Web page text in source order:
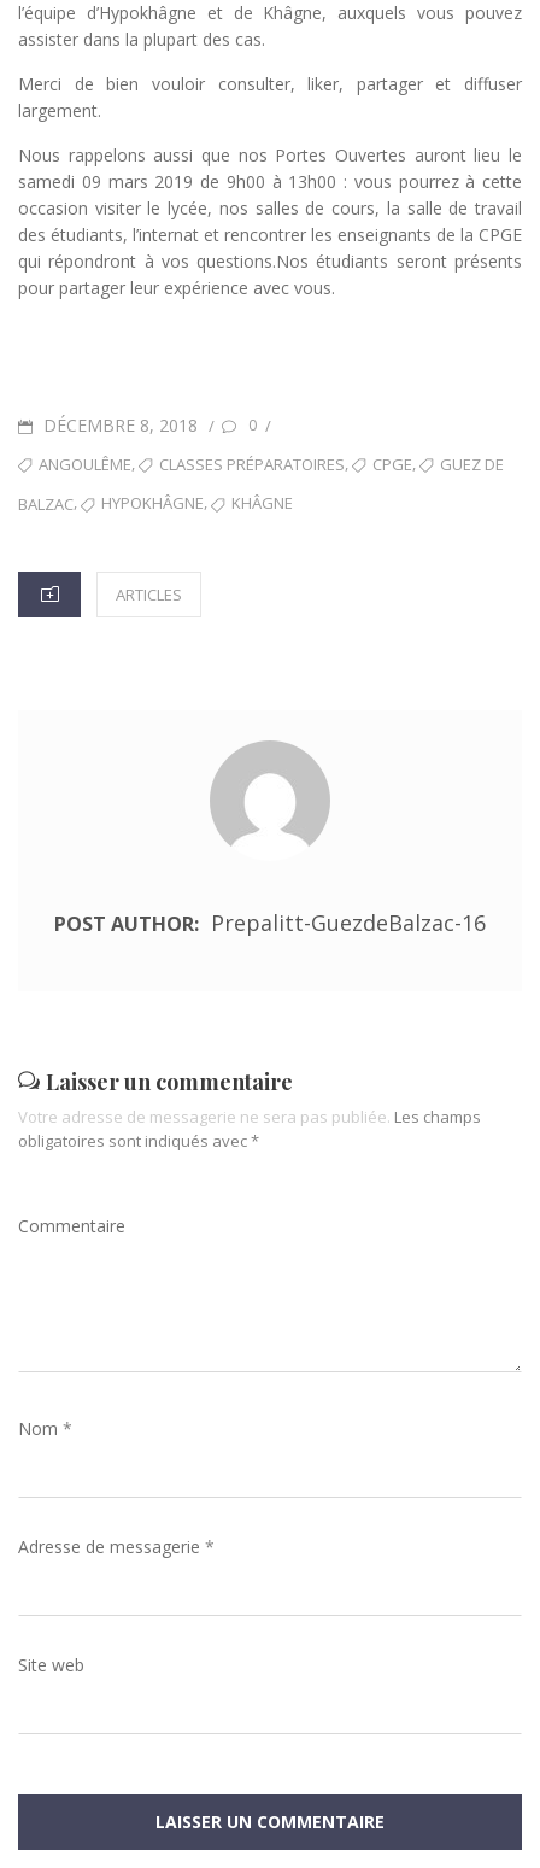
l’équipe d’Hypokhâgne et de Khâgne, auxquels vous pouvez
assister dans la plupart des cas.
Merci de bien vouloir consulter, liker, partager et diffuser
largement.
Nous rappelons aussi que nos Portes Ouvertes auront lieu le
samedi 09 mars 2019 de 9h00 à 13h00 : vous pourrez à cette
occasion visiter le lycée, nos salles de cours, la salle de travail
des étudiants, l’internat et rencontrer les enseignants de la CPGE
qui répondront à vos questions.Nos étudiants seront présents
pour partager leur expérience avec vous.
P
O
S
E
DÉCEMBRE 8, 2018 / 0 /
T
A
S
ANGOULÊME, CLASSES PRÉPARATOIRES, CPGE,
GUEZ DE
BALZAC, HYPOKHÂGNE, KHÂGNE
S
ARTICLES
POST AUTHOR: Prepalitt-GuezdeBalzac-16
Laisser un commentaire
Votre adresse de messagerie ne sera pas publiée. Les champs
obligatoires sont indiqués avec*
Commentaire
Nom *
Adresse de messagerie *
Site web